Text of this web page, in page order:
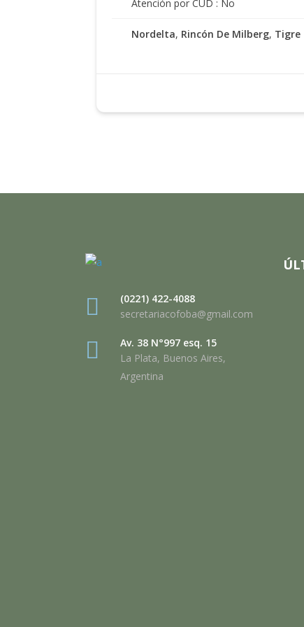
Atención por CUD : No
Nordelta, Rincón De Milberg, Tigre
(0221) 422-4088
secretariacofoba@gmail.com
Av. 38 N°997 esq. 15
La Plata, Buenos Aires,
Argentina